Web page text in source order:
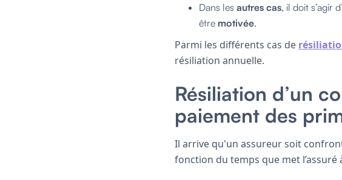
Dans les autres cas, il doit s’agir
être motivée.
Parmi les différents cas de
résiliation annuelle.
Résiliation d’un
paiement des
Il arrive qu'un assureur soit
fonction du temps que met